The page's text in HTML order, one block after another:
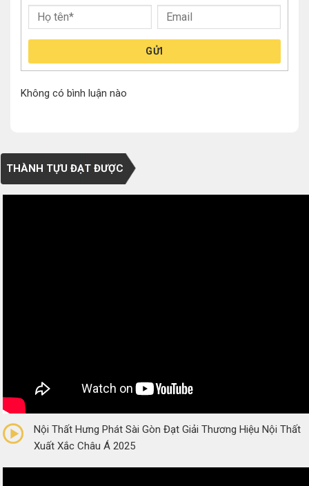
GỬI
Không có bình luận nào
THÀNH TỰU ĐẠT ĐƯỢC
(0 Reviews)
Nội Thất Hưng Phát Sài Gòn Đạt Giải Thương Hiệu Nội Thất
Xuất Xắc Châu Á 2025